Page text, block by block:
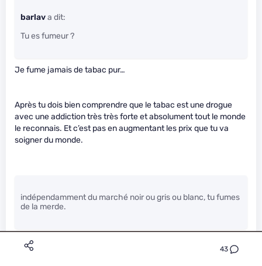
43
barlava dit:
Tu es fumeur ?
Je fume jamais de tabac pur…
Après tu dois bien comprendre que le tabac est une drogue
avec une addiction très très forte et absolument tout le monde
le reconnais. Et c’est pas en augmentant les prix que tu va
soigner du monde.
indépendamment du marché noir ou gris ou blanc, tu fumes
de la merde.
Peut être mais si le marché noir est 500% plus nocif que le
marché légal t’a donc 5 fois plus de chance de tomber malade